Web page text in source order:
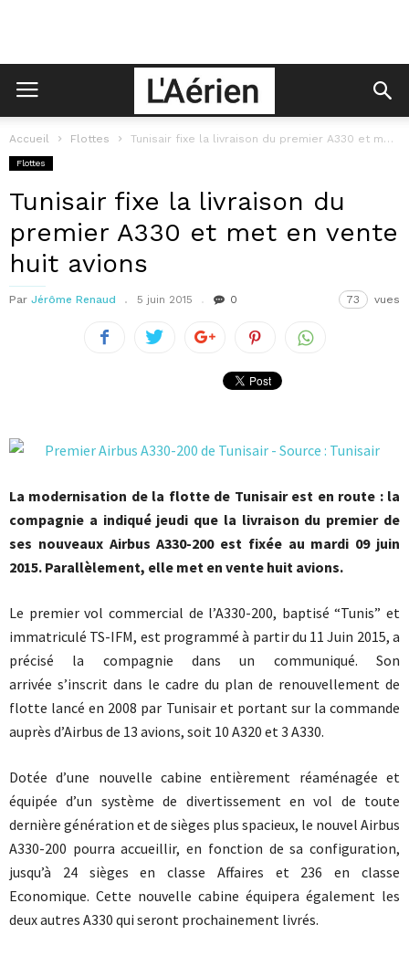
Accueil Flottes Tunisair fixe la livraison du premier A330 et met en vente huit...
Flottes
Tunisair fixe la livraison du
premier A330 et met en vente
huit avions
Par Jérôme Renaud 5 juin 2015 0 73 vues
La modernisation de la flotte de Tunisair est en route : la
compagnie a indiqué jeudi que la livraison du premier de
ses nouveaux Airbus A330-200 est fixée au mardi 09 juin
2015. Parallèlement, elle met en vente huit avions.
Le premier vol commercial de l’A330-200, baptisé “Tunis” et
immatriculé TS-IFM, est programmé à partir du 11 Juin 2015, a
précisé la compagnie dans un communiqué. Son
arrivée s’inscrit dans le cadre du plan de renouvellement de
flotte lancé en 2008 par Tunisair et portant sur la commande
auprès d’Airbus de 13 avions, soit 10 A320 et 3 A330.
Dotée d’une nouvelle cabine entièrement réaménagée et
équipée d’un système de divertissement en vol de toute
dernière génération et de sièges plus spacieux, le nouvel Airbus
A330-200 pourra accueillir, en fonction de sa configuration,
jusqu’à 24 sièges en classe Affaires et 236 en classe
Economique. Cette nouvelle cabine équipera également les
deux autres A330 qui seront prochainement livrés.